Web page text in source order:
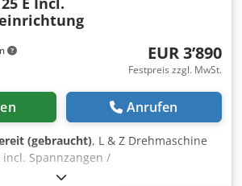
EUR 3’890
Festpreis zzgl. MwSt.
Anrufen
(gebraucht), L & Z Drehmaschine
incl. Spannzangen /
-Spitzenhöhe über Bett 150mm -